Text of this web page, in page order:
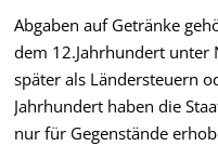
Abgaben auf Getränke
dem 12.Jahrhundert unter
später als Ländersteuern
Jahrhundert haben die
nur für Gegenstände